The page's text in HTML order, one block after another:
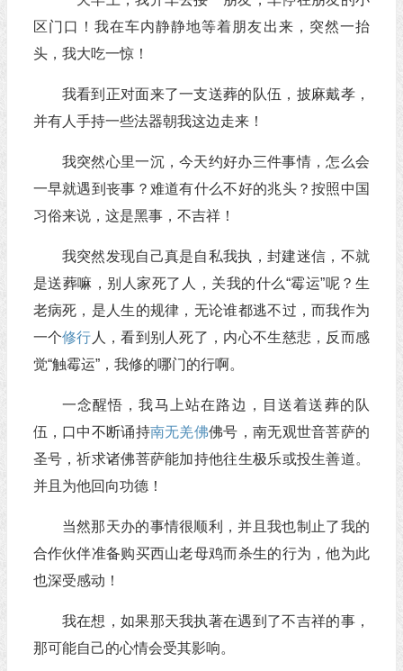
区门口！我在车内静静地等着朋友出来，突然一抬
头，我大吃一惊！
我看到正对面来了一支送葬的队伍，披麻戴孝，
并有人手持一些法器朝我这边走来！
我突然心里一沉，今天约好办三件事情，怎么会
一早就遇到丧事？难道有什么不好的兆头？按照中国
习俗来说，这是黑事，不吉祥！
我突然发现自己真是自私我执，封建迷信，不就
是送葬嘛，别人家死了人，关我的什么“霉运”呢？生
老病死，是人生的规律，无论谁都逃不过，而我作为
一个修行 人，看到别人死了，内心不生慈悲，反而感
觉“触霉运”，我修的哪门的行啊。
一念醒悟，我马上站在路边，目送着送葬的队
伍，口中不断诵持南无羌佛佛号，南无观世音菩萨的
圣号，祈求诸佛菩萨能加持他往生极乐或投生善道。
并且为他回向功德！
当然那天办的事情很顺利，并且我也制止了我的
合作伙伴准备购买西山老母鸡而杀生的行为，他为此
也深受感动！
我在想，如果那天我执著在遇到了不吉祥的事，
那可能自己的心情会受其影响。